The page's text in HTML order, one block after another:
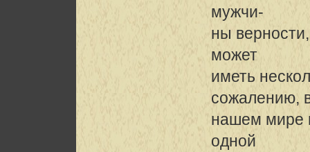
мужчи-
ны
может
иметь
сожалению,
нашем мире
одной